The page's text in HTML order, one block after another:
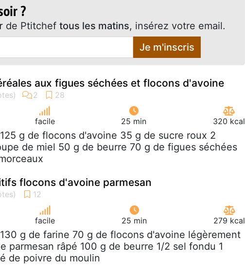
?
de Ptitchef tous les matins, insérez votre email.
Je m'inscris
aux figues séchées et flocons d'avoine
facile 25 min 320 kcal
g de flocons d'avoine 35 g de sucre roux 2
de miel 50 g de beurre 70 g de figues séchées
flocons d'avoine parmesan
facile 25 min 279 kcal
g de farine 70 g de flocons d'avoine légèrement
parmesan râpé 100 g de beurre 1/2 sel fondu 1
de poivre du moulin